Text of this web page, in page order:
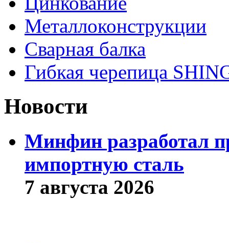
Металлоконструкции
Сварная балка
Гибкая черепица
Новости
Минфин разработал
импортную сталь
7 августа 2026